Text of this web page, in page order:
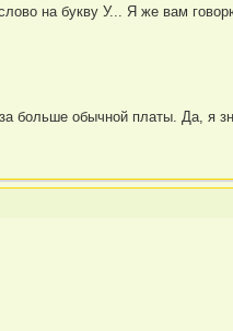
на букву У... Я же вам
больше обычной платы. Да, я